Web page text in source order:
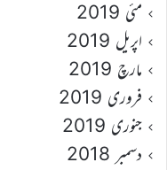
مئی 2019
اپریل 2019
مارچ 2019
فروری 2019
جنوری 2019
دسمبر 2018